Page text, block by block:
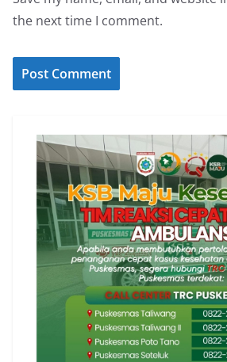
the next time I comment.